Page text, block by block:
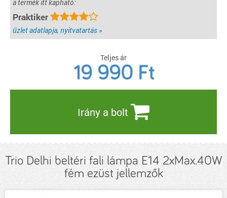
a termék itt kapható:
Praktiker
üzlet adatlapja, nyitvatartás »
Teljes ár
19 990 Ft
Irány a bolt
Trio Delhi beltéri fali lámpa E14 2xMax.40W
fém ezüst jellemzők